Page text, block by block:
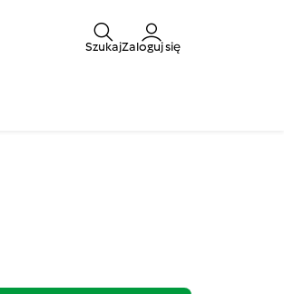
SzukajZaloguj się